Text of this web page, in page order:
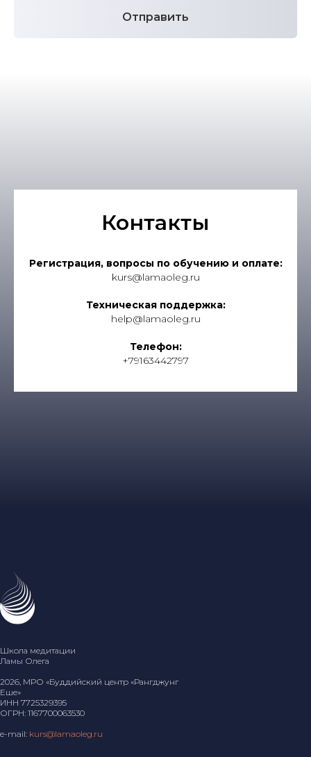
Отправить
Контакты
Регистрация, вопросы по обучению и оплате:
kurs@lamaoleg.ru
Техническая поддержка:
help@lamaoleg.ru
Телефон:
+79163442797
Школа медитации
Ламы Олега
2026, МРО «Буддийский центр «Рангджунг
Еше»
ИНН 7725329395
ОГРН: 1167700063530
e-mail: kurs@lamaoleg.ru